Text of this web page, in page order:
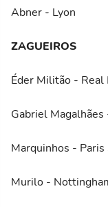
Abner - Lyon
ZAGUEIROS
Éder Militão - Real
Gabriel
Marquinhos -
Murilo -